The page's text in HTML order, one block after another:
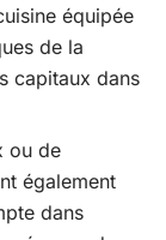
équipée
de la
capitaux dans
ou de
également
dans